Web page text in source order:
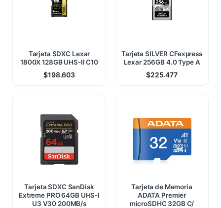
Tarjeta SDXC Lexar
1800X 128GB UHS-II C10
$198.603
Tarjeta SILVER CFexpress
Lexar 256GB 4.0 Type A
$225.477
Tarjeta SDXC SanDisk
Extreme PRO 64GB UHS-I
U3 V30 200MB/s
Tarjeta de Memoria
ADATA Premier
microSDHC 32GB C/